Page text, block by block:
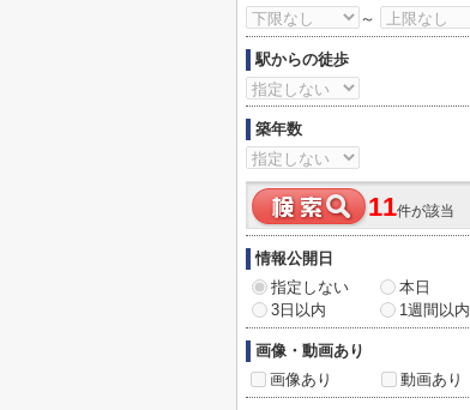
～
駅からの徒歩
築年数
11件が該当
情報公開日
指定しない
本日
3日以内
1週間以内
画像・動画あり
画像あり
動画あり